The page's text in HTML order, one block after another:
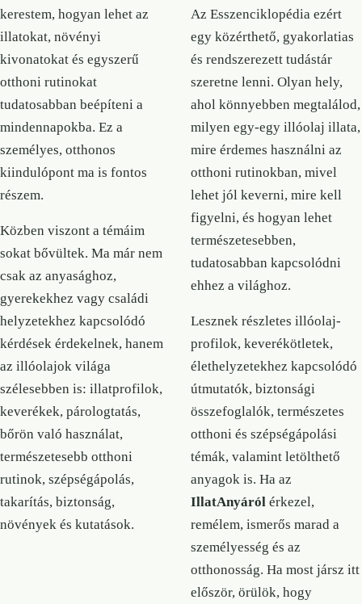
kerestem, hogyan lehet az
illatokat, növényi
kivonatokat és egyszerű
otthoni rutinokat
tudatosabban beépíteni a
mindennapokba. Ez a
személyes, otthonos
kiindulópont ma is fontos
részem.
Közben viszont a témáim
sokat bővültek. Ma már nem
csak az anyasághoz,
gyerekekhez vagy családi
helyzetekhez kapcsolódó
kérdések érdekelnek, hanem
az illóolajok világa
szélesebben is: illatprofilok,
keverékek, párologtatás,
bőrön való használat,
természetesebb otthoni
rutinok, szépségápolás,
takarítás, biztonság,
növények és kutatások.
Az Esszenciklopédia ezért
egy közérthető, gyakorlatias
és rendszerezett tudástár
szeretne lenni. Olyan hely,
ahol könnyebben megtalálod,
milyen egy-egy illóolaj illata,
mire érdemes használni az
otthoni rutinokban, mivel
lehet jól keverni, mire kell
figyelni, és hogyan lehet
természetesebben,
tudatosabban kapcsolódni
ehhez a világhoz.
Lesznek részletes illóolaj-
profilok, keverékötletek,
élethelyzetekhez kapcsolódó
útmutatók, biztonsági
összefoglalók, természetes
otthoni és szépségápolási
témák, valamint letölthető
anyagok is. Ha az
IllatAnyáról érkezel,
remélem, ismerős marad a
személyesség és az
otthonosság. Ha most jársz itt
először, örülök, hogy